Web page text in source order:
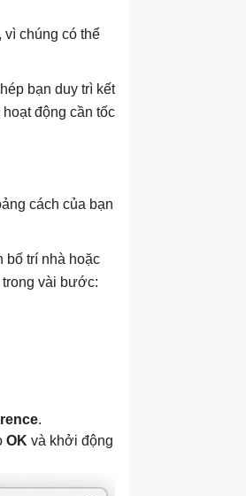
vì chúng có thể
bạn duy trì kết
động cần tốc
cách của bạn
bố trí nhà hoặc
trong vài bước:
.
OK và khởi động